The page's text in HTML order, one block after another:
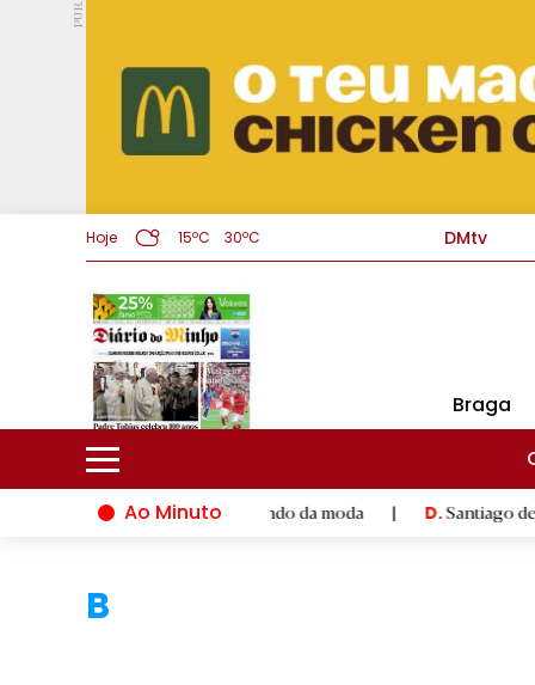
PUB.
Hoje 15ºC 30ºC DMtv
Braga
Ao Minuto
à inovação do mundo da moda | D.Santiago de Compostela
Braga.